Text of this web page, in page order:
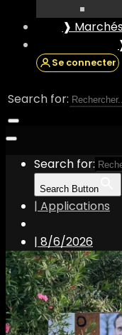
❱
Se connecter
Search for:
Search for:
Search Button
| Applications
| 8/6/2026